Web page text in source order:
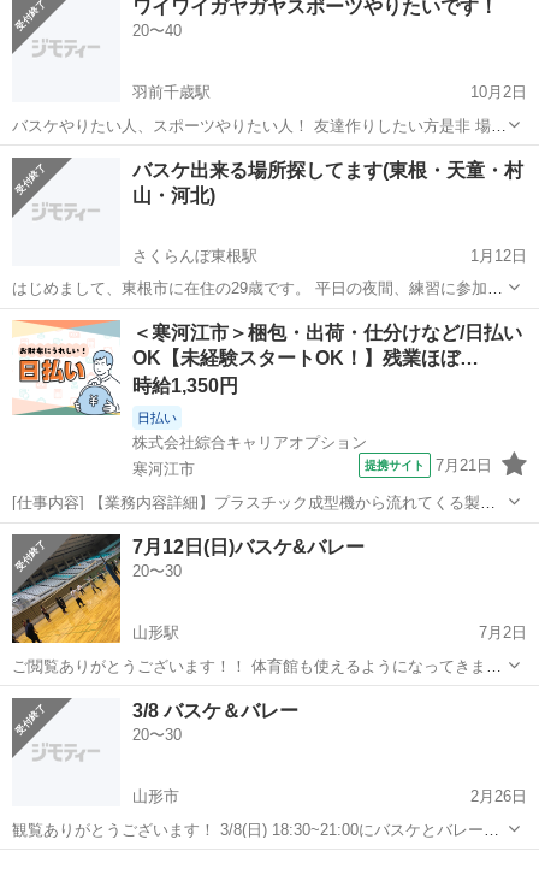
ていますが日曜日は集まりが悪いため、なるべく定期的に来れる方を
募集します！(もちろんご...
ワイワイガヤガヤスポーツやりたいです！
20〜40
羽前千歳駅
10月2日
バスケやりたい人、スポーツやりたい人！ 友達作りしたい方是非 場所
と時間は未定です！
山形 羽前千歳駅 バスケットボール バスケ
バスケ出来る場所探してます(東根・天童・村
山・河北)
さくらんぼ東根駅
1月12日
はじめまして、東根市に在住の29歳です。 平日の夜間、練習に参加さ
せていただける社会人チームを探しております。 是非お声掛け頂けま
すと幸いです。
山形 東根市 さくらんぼ東根駅 バスケットボール
バスケ
＜寒河江市＞梱包・出荷・仕分けなど/日払い
OK【未経験スタートOK！】残業ほぼ…
時給1,350円
日払い
株式会社綜合キャリアオプション
寒河江市
提携サイト 7月21日
[仕事内容] 【業務内容詳細】プラスチック成型機から流れてくる製品
の目視検査作業、 検査が済んだ製品を袋詰め、 段ボールケースに箱詰
め【取扱製品情報】食品トレー 。＋お仕事探しはコンシェルスタッフ
におまかせ＋。 あなたの...
山形 寒河江市 仕分け
7月12日(日)バスケ&バレー
20〜30
山形駅
7月2日
ご閲覧ありがとうございます！！ 体育館も使えるようになってきまし
たので山形市内で バスケ&バレーを久しぶりに行いたいと思いま
す！！👏 男女、初心者、経験者問わず集まってみんなで 楽しむことを
1番にやれたらとおもいます！ ...
山形
3/8 バスケ＆バレー
20〜30
山形市
2月26日
観覧ありがとうございます！ 3/8(日) 18:30~21:00にバスケとバレーを
山形市内の体育館でやります！ 初心者もいるので楽しくワイワイでき